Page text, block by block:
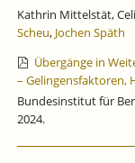
Kathrin Mittelstät,
Scheu, Jochen Späth
Übergänge in
– Gelingensfaktoren,
Bundesinstitut für
2024.